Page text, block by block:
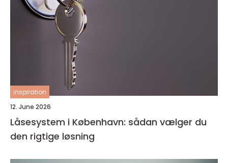
inspiration
12. June 2026
Låsesystem i København: sådan vælger du
den rigtige løsning